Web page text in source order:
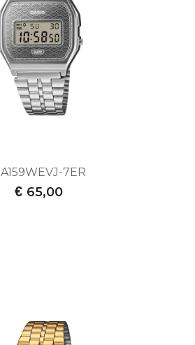
A159WEVJ-7ER
€ 65,00